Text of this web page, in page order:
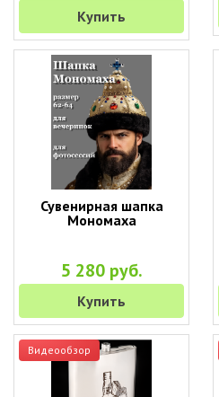
Купить
Сувенирная шапка
Мономаха
5 280 руб.
Купить
Видеообзор